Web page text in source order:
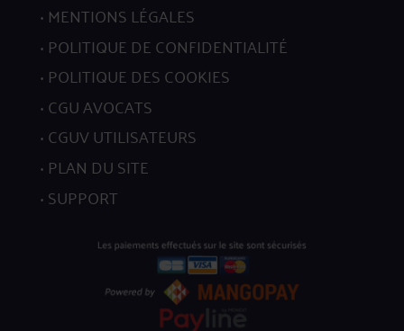
MENTIONS LÉGALES
POLITIQUE DE CONFIDENTIALITÉ
POLITIQUE DES COOKIES
CGU AVOCATS
CGUV UTILISATEURS
PLAN DU SITE
SUPPORT